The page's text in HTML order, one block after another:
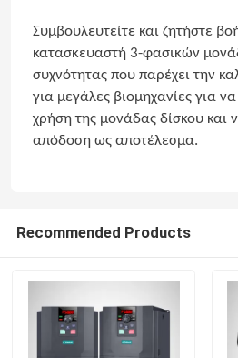
Αρχική Σελίδα
Συμβουλευτείτε και ζητήστε
κατασκευαστή 3-φασικών
συχνότητας που παρέχει την
για μεγάλες βιομηχανίες για
χρήση της μονάδας δίσκου και
απόδοση ως αποτέλεσμα.
Recommended Products